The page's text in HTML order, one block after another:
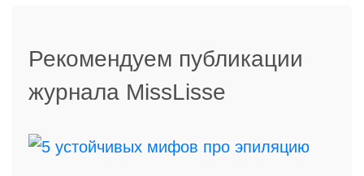
Рекомендуем публикации
журнала MissLisse